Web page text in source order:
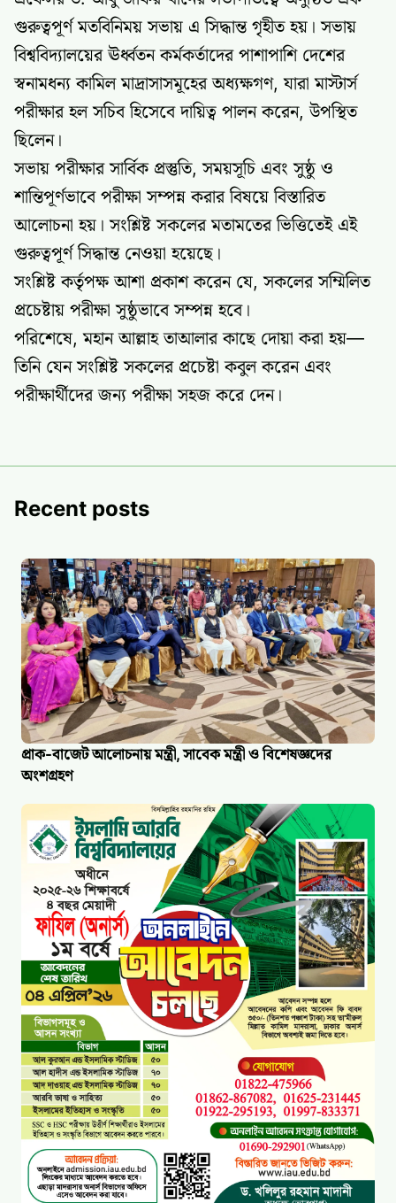
গুরুত্বপূর্ণ মতবিনিময় সভায় এ সিদ্ধান্ত গৃহীত হয়। সভায়
বিশ্ববিদ্যালয়ের ঊর্ধ্বতন কর্মকর্তাদের পাশাপাশি দেশের
স্বনামধন্য কামিল মাদ্রাসাসমূহের অধ্যক্ষগণ, যারা মাস্টার্স
পরীক্ষার হল সচিব হিসেবে দায়িত্ব পালন করেন, উপস্থিত
ছিলেন।
সভায় পরীক্ষার সার্বিক প্রস্তুতি, সময়সূচি এবং সুষ্ঠু ও
শান্তিপূর্ণভাবে পরীক্ষা সম্পন্ন করার বিষয়ে বিস্তারিত
আলোচনা হয়। সংশ্লিষ্ট সকলের মতামতের ভিত্তিতেই এই
গুরুত্বপূর্ণ সিদ্ধান্ত নেওয়া হয়েছে।
সংশ্লিষ্ট কর্তৃপক্ষ আশা প্রকাশ করেন যে, সকলের সম্মিলিত
প্রচেষ্টায় পরীক্ষা সুষ্ঠুভাবে সম্পন্ন হবে।
পরিশেষে, মহান আল্লাহ তাআলার কাছে দোয়া করা হয়—
তিনি যেন সংশ্লিষ্ট সকলের প্রচেষ্টা কবুল করেন এবং
পরীক্ষার্থীদের জন্য পরীক্ষা সহজ করে দেন।
Recent posts
প্রাক-বাজেট আলোচনায় মন্ত্রী, সাবেক মন্ত্রী ও বিশেষজ্ঞদের
অংশগ্রহণ